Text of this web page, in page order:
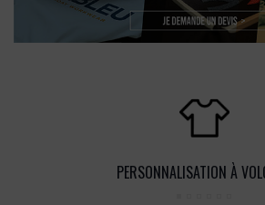
PERSONNALISATION À